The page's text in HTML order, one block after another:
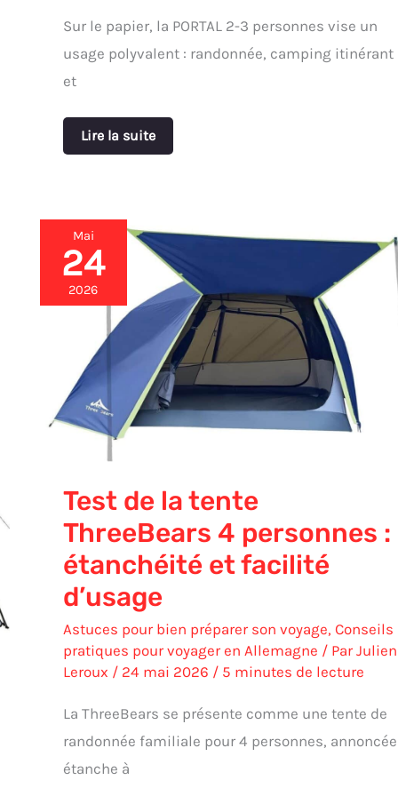
Sur le papier, la PORTAL 2-3 personnes vise un
usage polyvalent : randonnée, camping itinérant
et
Lire la suite
Mai
24
2026
Test de la tente
ThreeBears 4 personnes :
étanchéité et facilité
d’usage
Astuces pour bien préparer son voyage, Conseils
pratiques pour voyager en Allemagne / ParJulien
Leroux / 24 mai 2026 / 5 minutes de lecture
La ThreeBears se présente comme une tente de
randonnée familiale pour 4 personnes, annoncée
étanche à
Test
de
la
tente
ThreeBears
personnes
:
étanchéité
et
facilité
d’usage